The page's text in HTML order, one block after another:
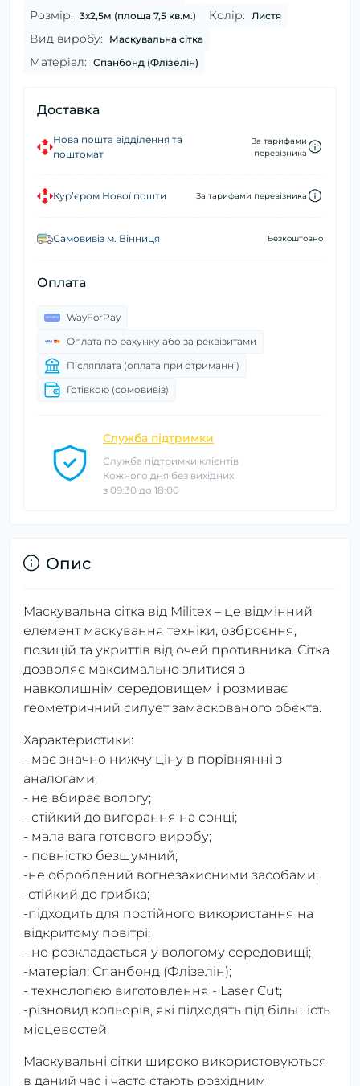
Розмір: 3х2,5м (площа 7,5 кв.м.) Колір: Листя
Вид виробу: Маскувальна сітка
Матеріал: Спанбонд (Флізелін)
Доставка
Нова пошта відділення та
поштомат
За тарифами
перевізника
Кур’єром Нової пошти За тарифами перевізника
Самовивіз м. Вінниця Безкоштовно
Оплата
WayForPay
Оплата по рахунку або за реквізитами
Післяплата (оплата при отриманні)
Готівкою (сомовивіз)
Служба підтримки
Служба підтримки клієнтів
Кожного дня без вихідних
з 09:30 до 18:00
Опис
Маскувальна сітка від Militex – це відмінний
елемент маскування техніки, озброєння,
позицій та укриттів від очей противника. Сітка
дозволяє максимально злитися з
навколишнім середовищем і розмиває
геометричний силует замаскованого обєкта.
Характеристики:
- має значно нижчу ціну в порівнянні з
аналогами;
- не вбирає вологу;
- стійкий до вигорання на сонці;
- мала вага готового виробу;
- повністю безшумний;
-не оброблений вогнезахисними засобами;
-стійкий до грибка;
-підходить для постійного використання на
відкритому повітрі;
- не розкладається у вологому середовищі;
-матеріал: Спанбонд (Флізелін);
- технологією виготовлення - Laser Cut;
-різновид кольорів, які підходять під більшість
місцевостей.
Маскувальні сітки широко використовуються
в даний час і часто стають розхідним